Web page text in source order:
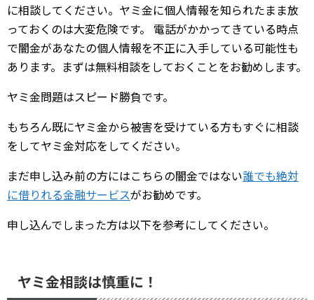
に相談してください。ヤミ金に個人情報を知られたまま放
っておくのは大変危険です。 電話がかかってきている時点
で闇金があなたの個人情報を不正に入手している可能性も
あります。まずは無料相談をしておくことをお勧めします。
ヤミ金問題はスピード勝負です。
もちろん既にヤミ金から被害を受けている方もすぐに相談
をしてヤミ金対応をしてください。
まだ申し込み前の方にはこちらの闇金ではない誰でも絶対
に借りれる金融サービスがお勧めです。
申し込んでしまった方は以下を参考にしてください。
ヤミ金相談は慎重に！